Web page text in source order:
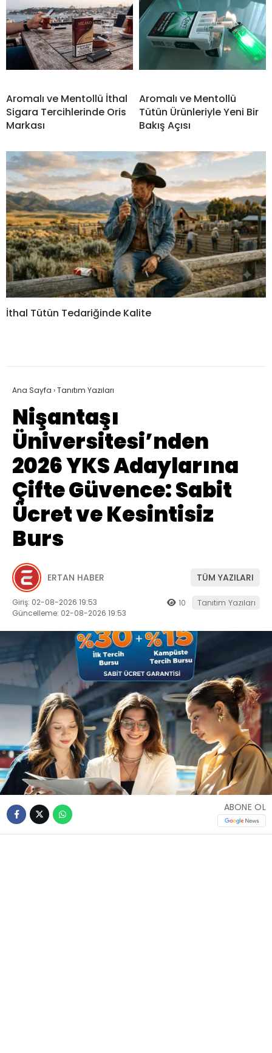
Aromalı ve Mentollü İthal
Sigara Tercihlerinde Oris
Markası
Aromalı ve Mentollü
Tütün Ürünleriyle Yeni Bir
Bakış Açısı
İthal Tütün Tedariğinde Kalite
Ana Sayfa ›Tanıtım Yazıları
Nişantaşı
Üniversitesi’nden
2026 YKS Adaylarına
Çifte Güvence: Sabit
Ücret ve Kesintisiz
Burs
ERTAN HABER TÜM YAZILARI
Giriş: 02-08-2026 19:53
Güncelleme: 02-08-2026 19:53
10 Tanıtım Yazıları
ABONE OL